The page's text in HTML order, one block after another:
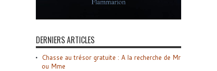
DERNIERS ARTICLES
Chasse au trésor gratuite : A la recherche de Mr
ou Mme